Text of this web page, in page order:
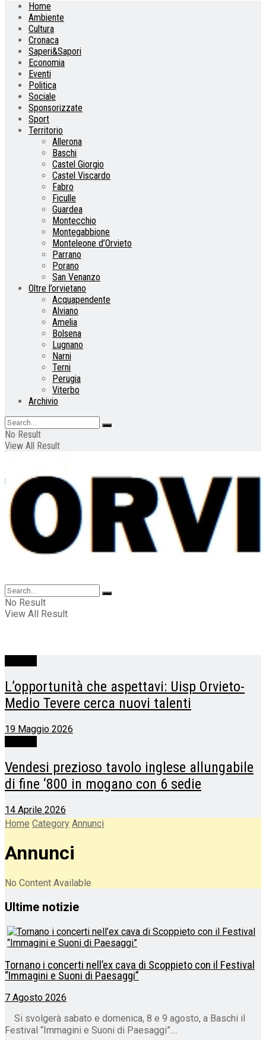
Home
Ambiente
Cultura
Cronaca
Saperi&Sapori
Economia
Eventi
Politica
Sociale
Sponsorizzate
Sport
Territorio
Allerona
Baschi
Castel Giorgio
Castel Viscardo
Fabro
Ficulle
Guardea
Montecchio
Montegabbione
Monteleone d’Orvieto
Parrano
Porano
San Venanzo
Oltre l’orvietano
Acquapendente
Alviano
Amelia
Bolsena
Lugnano
Narni
Terni
Perugia
Viterbo
Archivio
No Result
View All Result
No Result
View All Result
L’opportunità che aspettavi: Uisp Orvieto-
Medio Tevere cerca nuovi talenti
19 Maggio 2026
Vendesi prezioso tavolo inglese allungabile
di fine ‘800 in mogano con 6 sedie
14 Aprile 2026
Home Category Annunci
Annunci
No Content Available
Ultime notizie
Tornano i concerti nell’ex cava di Scoppieto con il Festival
“Immagini e Suoni di Paesaggi”
7 Agosto 2026
Si svolgerà sabato e domenica, 8 e 9 agosto, a Baschi il
Festival “Immagini e Suoni di Paesaggi”....